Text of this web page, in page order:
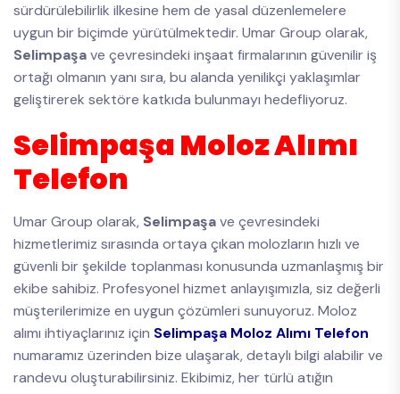
sürdürülebilirlik ilkesine hem de yasal düzenlemelere
uygun bir biçimde yürütülmektedir. Umar Group olarak,
Selimpaşave çevresindeki inşaat firmalarının güvenilir iş
ortağı olmanın yanı sıra, bu alanda yenilikçi yaklaşımlar
geliştirerek sektöre katkıda bulunmayı hedefliyoruz.
Selimpaşa Moloz Alımı
Telefon
Umar Group olarak, Selimpaşave çevresindeki
hizmetlerimiz sırasında ortaya çıkan molozların hızlı ve
güvenli bir şekilde toplanması konusunda uzmanlaşmış bir
ekibe sahibiz. Profesyonel hizmet anlayışımızla, siz değerli
müşterilerimize en uygun çözümleri sunuyoruz. Moloz
alımı ihtiyaçlarınız için Selimpaşa Moloz Alımı Telefon
numaramız üzerinden bize ulaşarak, detaylı bilgi alabilir ve
randevu oluşturabilirsiniz. Ekibimiz, her türlü atığın